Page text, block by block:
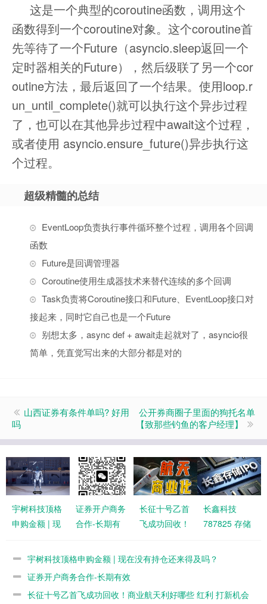
这是一个典型的coroutine函数，调用这个
函数得到一个coroutine对象。这个coroutine首
先等待了一个Future（asyncio.sleep返回一个
定时器相关的Future），然后级联了另一个cor
outine方法，最后返回了一个结果。使用loop.r
un_until_complete()就可以执行这个异步过程
了，也可以在其他异步过程中await这个过程，
或者使用 asyncio.ensure_future()异步执行这
个过程。
超级精髓的总结
EventLoop负责执行事件循环整个过程，调用各个回调
函数
Future是回调管理器
Coroutine使用生成器技术来替代连续的多个回调
Task负责将Coroutine接口和Future、EventLoop接口对
接起来，同时它自己也是一个Future
别想太多，async def + await走起就对了，asyncio很
简单，凭直觉写出来的大部分都是对的
山西证券有条件单吗? 好用
吗
公开券商圈子里面的狗托名单
【致那些钓鱼的客户经理】
宇树科技顶格
申购金额 | 现
来得及吗？
证券开户商务
合作-长期有
长征十号乙首
飞成功回收！
哪些 红利 打
长鑫科技
787825 存储
科创板新股申
攻略）
宇树科技顶格申购金额 | 现在没有持仓还来得及吗？
证券开户商务合作-长期有效
长征十号乙首飞成功回收！商业航天利好哪些 红利 打新机会